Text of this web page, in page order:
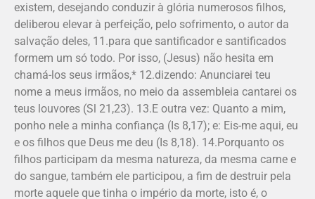
existem, desejando conduzir à glória numerosos filhos,
deliberou elevar à perfeição, pelo sofrimento, o autor da
salvação deles, 11.para que santificador e santificados
formem um só todo. Por isso, (Jesus) não hesita em
chamá-los seus irmãos,* 12.dizendo: Anunciarei teu
nome a meus irmãos, no meio da assembleia cantarei os
teus louvores (Sl 21,23). 13.E outra vez: Quanto a mim,
ponho nele a minha confiança (Is 8,17); e: Eis-me aqui, eu
e os filhos que Deus me deu (Is 8,18). 14.Porquanto os
filhos participam da mesma natureza, da mesma carne e
do sangue, também ele participou, a fim de destruir pela
morte aquele que tinha o império da morte, isto é, o